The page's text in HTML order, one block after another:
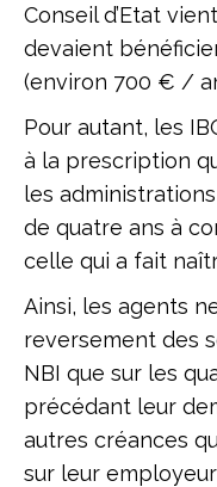
Conseil d’Etat
devaient
(environ 700 € /
Pour autant, les
à la prescription
les
de quatre ans à
celle qui a fait
Ainsi, les agents
reversement des
NBI que sur les
précédant leur
autres créances
sur leur